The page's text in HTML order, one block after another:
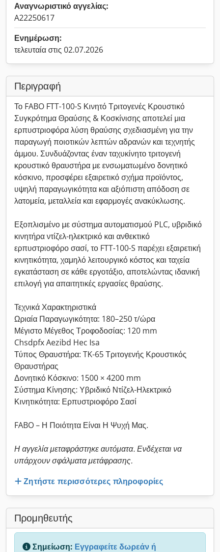
Αναγνωριστικό αγγελίας:
A22250617
Ενημέρωση:
τελευταία στις 02.07.2026
Περιγραφή
Το FABO FTT-100-S Κινητό Τριτογενές Κρουστικό
Συγκρότημα Θραύσης & Κοσκίνισης αποτελεί μια
ερπυστριοφόρα λύση θραύσης σχεδιασμένη για την
παραγωγή ποιοτικών λεπτών αδρανών και τεχνητής
άμμου. Συνδυάζοντας έναν ταχυκίνητο τριτογενή
κρουστικό θραυστήρα με ενσωματωμένο δονητικό
κόσκινο, προσφέρει εξαιρετικό σχήμα προϊόντος,
υψηλή παραγωγικότητα και αξιόπιστη απόδοση σε
λατομεία, μεταλλεία και εφαρμογές ανακύκλωσης.
Εξοπλισμένο με σύστημα αυτοματισμού PLC, υβριδικό
κινητήρα ντίζελ-ηλεκτρικό και ανθεκτικό
ερπυστριοφόρο σασί, το FTT-100-S παρέχει εξαιρετική
κινητικότητα, χαμηλό λειτουργικό κόστος και ταχεία
εγκατάσταση σε κάθε εργοτάξιο, αποτελώντας ιδανική
επιλογή για απαιτητικές εργασίες θραύσης.
Τεχνικά Χαρακτηριστικά
Ωριαία Παραγωγικότητα: 180–250 τ/ώρα
Μέγιστο Μέγεθος Τροφοδοσίας: 120 mm
Chsdpfx Aezibd Hec Isa
Τύπος Θραυστήρα: TK-65 Τριτογενής Κρουστικός
Θραυστήρας
Δονητικό Κόσκινο: 1500 × 4200 mm
Σύστημα Κίνησης: Υβριδικό Ντίζελ-Ηλεκτρικό
Κινητικότητα: Ερπυστριοφόρο Σασί
FABO – Η Ποιότητα Είναι Η Ψυχή Μας.
Η αγγελία μεταφράστηκε αυτόματα. Ενδέχεται να
υπάρχουν σφάλματα μετάφρασης.
Ζητήστε περισσότερες πληροφορίες
Προμηθευτής
Σημείωση: Εγγραφείτε δωρεάν ή